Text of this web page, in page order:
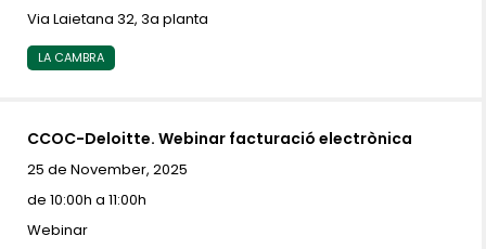
Via Laietana 32, 3a planta
LA CAMBRA
CCOC-Deloitte. Webinar facturació electrònica
25 de November, 2025
de 10:00h a 11:00h
Webinar